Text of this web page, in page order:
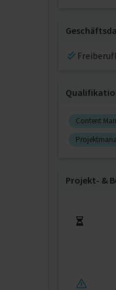
Content
Projekt‐ &